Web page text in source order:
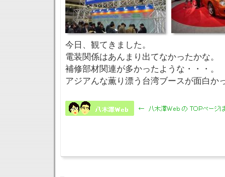
今日、観てきました。
電装関係はあんまり出てなかったかな。
補修部材関連が多かったような・・・。
アジアんな薫り漂う台湾ブースが面白か